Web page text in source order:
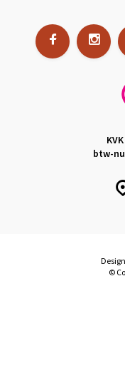
btw-
©